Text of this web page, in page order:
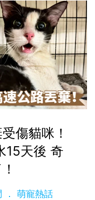
傷貓咪！
15天後 奇
萌寵熱話